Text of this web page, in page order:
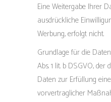
Eine Weitergabe Ihrer
ausdrückliche
Werbung, erfolgt nicht.
Grundlage für die
Abs. 1 lit. b DSGVO,
Daten zur Erfüllung
vorvertraglicher